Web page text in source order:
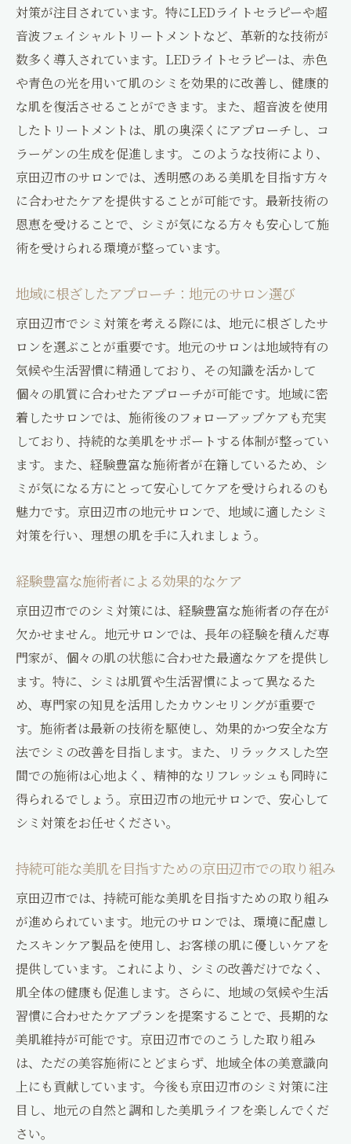
シミと美肌への影響：専門家の見解
京田辺市でのシミケアがもたらす美肌効果
透明感ある美肌を目指すためのステップ
地元で手に入れる美肌の秘訣
環境に配慮したシミ対策の選び方
京田辺の施術で実現する透明感のある肌
透明感を引き出す施術のメカニズム
京田辺市で注目される透明感アップの施術
施術による透明感向上とその持続性
日常ケアとサロン施術の組み合わせ効果
実践することで得られる透明感の変化
気になるシミにアプローチする京田辺のサロン
ガイド
京田辺市で信頼されるサロンの紹介
サロン選びの基準と口コミ評価
各サロンの施術メニューと特長
サロン訪問前に知っておきたいこと
施術後の効果を引き出すためのホームケア
地域密着型サロンの強みと安心感
京田辺で叶える理想の美肌シミ対策の全貌
取り組み
シミ対策の流れとその成果
京田辺市の施術で理想の美肌を追求
美肌実現のための最新情報とトレンド
プロフェッショナルが教える効果的なシミ
ケア
これからの美肌維持に向けたアドバイス
対策が注目されています。特にLEDライトセラピーや超
音波フェイシャルトリートメントなど、革新的な技術が
数多く導入されています。LEDライトセラピーは、赤色
や青色の光を用いて肌のシミを効果的に改善し、健康的
な肌を復活させることができます。また、超音波を使用
したトリートメントは、肌の奥深くにアプローチし、コ
ラーゲンの生成を促進します。このような技術により、
京田辺市のサロンでは、透明感のある美肌を目指す方々
に合わせたケアを提供することが可能です。最新技術の
恩恵を受けることで、シミが気になる方々も安心して施
術を受けられる環境が整っています。
地域に根ざしたアプローチ：地元のサロン選び
京田辺市でシミ対策を考える際には、地元に根ざしたサ
ロンを選ぶことが重要です。地元のサロンは地域特有の
気候や生活習慣に精通しており、その知識を活かして
個々の肌質に合わせたアプローチが可能です。地域に密
着したサロンでは、施術後のフォローアップケアも充実
しており、持続的な美肌をサポートする体制が整ってい
ます。また、経験豊富な施術者が在籍しているため、シ
ミが気になる方にとって安心してケアを受けられるのも
魅力です。京田辺市の地元サロンで、地域に適したシミ
対策を行い、理想の肌を手に入れましょう。
経験豊富な施術者による効果的なケア
京田辺市でのシミ対策には、経験豊富な施術者の存在が
欠かせません。地元サロンでは、長年の経験を積んだ専
門家が、個々の肌の状態に合わせた最適なケアを提供し
ます。特に、シミは肌質や生活習慣によって異なるた
め、専門家の知見を活用したカウンセリングが重要で
す。施術者は最新の技術を駆使し、効果的かつ安全な方
法でシミの改善を目指します。また、リラックスした空
間での施術は心地よく、精神的なリフレッシュも同時に
得られるでしょう。京田辺市の地元サロンで、安心して
シミ対策をお任せください。
持続可能な美肌を目指すための京田辺市での取り組み
京田辺市では、持続可能な美肌を目指すための取り組み
が進められています。地元のサロンでは、環境に配慮し
たスキンケア製品を使用し、お客様の肌に優しいケアを
提供しています。これにより、シミの改善だけでなく、
肌全体の健康も促進します。さらに、地域の気候や生活
習慣に合わせたケアプランを提案することで、長期的な
美肌維持が可能です。京田辺市でのこうした取り組み
は、ただの美容施術にとどまらず、地域全体の美意識向
上にも貢献しています。今後も京田辺市のシミ対策に注
目し、地元の自然と調和した美肌ライフを楽しんでくだ
さい。